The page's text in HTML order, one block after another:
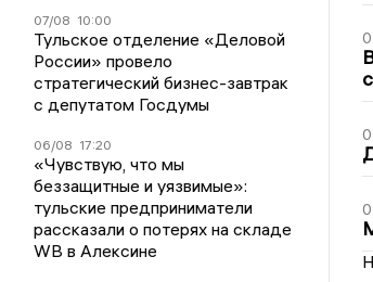
07/08 10:00
Тульское отделение «Деловой
России» провело
стратегический бизнес-завтрак
с депутатом Госдумы
06/08 17:20
«Чувствую, что мы
беззащитные и уязвимые»:
тульские предприниматели
рассказали о потерях на складе
WB в Алексине